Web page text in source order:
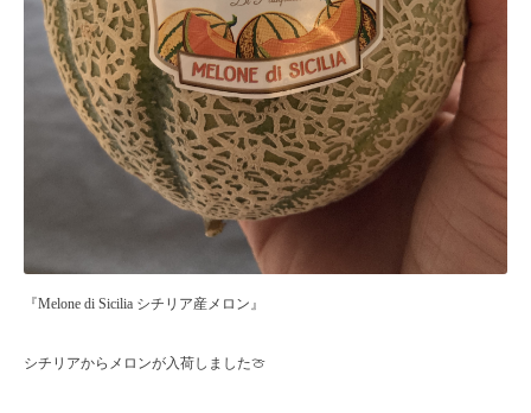
『Melone di Sicilia シチリア産メロン』
シチリアからメロンが入荷しました🍈